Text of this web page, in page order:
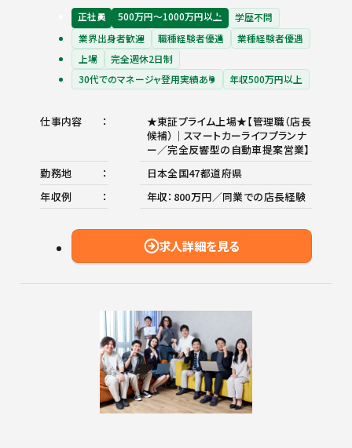
正社員 500万円〜1000万円以上
学歴不問
業界出身者歓迎
職種経験者優遇
業種経験者優遇
上場
完全週休2日制
30代でのマネージャ登用実績あり
年収500万円以上
仕事内容
★東証プライム上場★【管理職（店長
候補）｜スマートカーライフプランナ
ー／完全反響型の自動車提案営業】
勤務地
日本全国47都道府県
年収例
年収：800万円／同業での店長経験
求人詳細を見る